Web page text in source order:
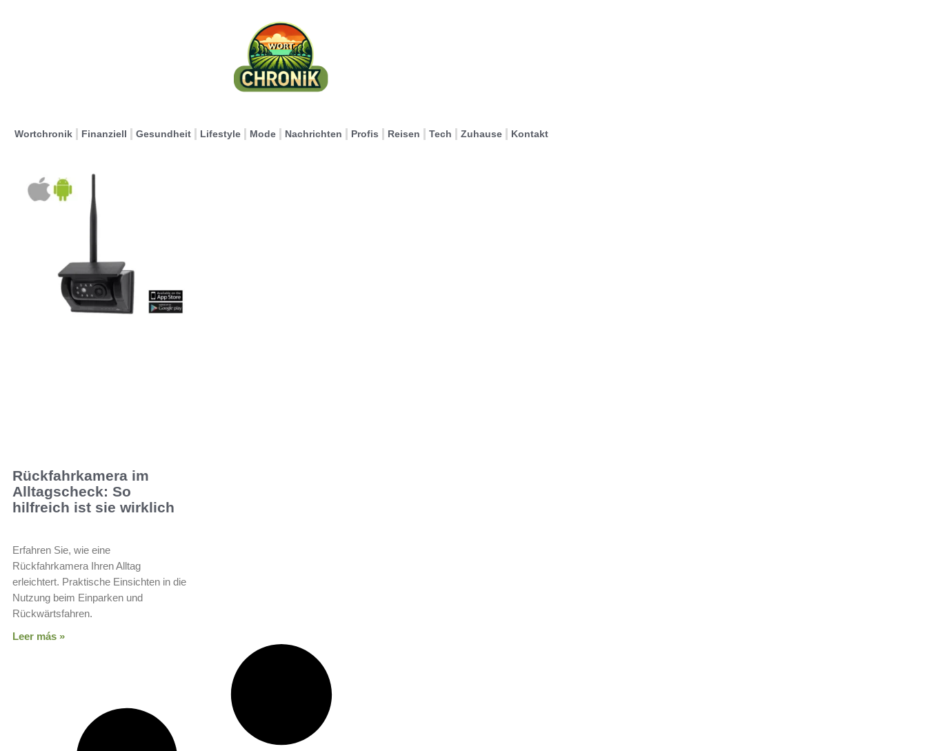
Wortchronik Finanziell Gesundheit Lifestyle Mode Nachrichten Profis Reisen Tech Zuhause Kontakt
Rückfahrkamera im
Alltagscheck: So
hilfreich ist sie wirklich
Erfahren Sie, wie eine
Rückfahrkamera Ihren Alltag
erleichtert. Praktische Einsichten in die
Nutzung beim Einparken und
Rückwärtsfahren.
Leer más »